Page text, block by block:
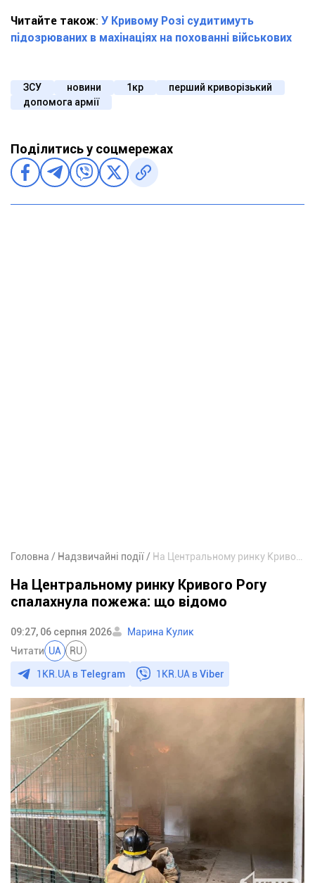
Читайте також: У Кривому Розі судитимуть
підозрюваних в махінаціях на похованні військових
ЗСУ новини 1кр
перший криворізький
допомога армії
Поділитись у соцмережах
Головна Надзвичайні події
На Центральному ринку Кривого Рогу
спалахнула пожежа: що відомо
09:27, 06 серпня 2026
Марина Кулик
Читати UA RU
1KR.UA в Telegram 1KR.UA вViber